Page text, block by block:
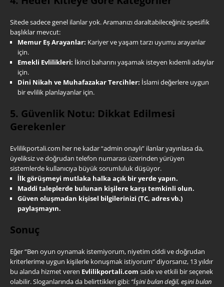
Sitede sadece genel ilanlar yok. Aramanızı daraltabileceğiniz spesifik
başlıklar mevcut:
Memur Eş Arayanlar: Kariyer ve yaşam tarzı uyumu arayanlar
için.
Emekli Evlilikleri: İkinci baharını yaşamak isteyen kıdemli adaylar
için.
Dini Nikah ve Muhafazakar Tercihler: İslami değerlere uygun
bir evlilik planlayanlar için.
5. Güvenlik Notu: Dikkat Edilmesi
Gerekenler
Evlilikportali.com her ne kadar “admin onaylı” ilanlar yayınlasa da,
üyeliksiz ve doğrudan telefon numarası üzerinden yürüyen
sistemlerde kullanıcıya büyük sorumluluk düşüyor.
İlk görüşmeyi mutlaka halka açık bir yerde yapın.
Maddi taleplerde bulunan kişilere karşı temkinli olun.
Güven oluşmadan kişisel bilgilerinizi (TC, adres vb.)
paylaşmayın.
Sonuç
Eğer “Ben oyun oynamak istemiyorum, niyetim ciddi ve doğrudan
kriterlerime uygun kişilerle konuşmak istiyorum” diyorsanız, 13 yıldır
bu alanda hizmet veren Evlilikportali.com sade ve etkili bir seçenek
olabilir. Sloganlarında da belirttikleri gibi: “İşini bulan değil, eşini bulan